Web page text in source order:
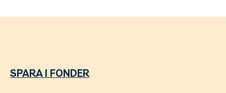
SPARA I FONDER